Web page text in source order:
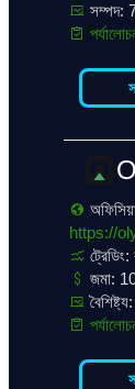
সম্পদ:
https://
ট্রেডিং:
জমা: